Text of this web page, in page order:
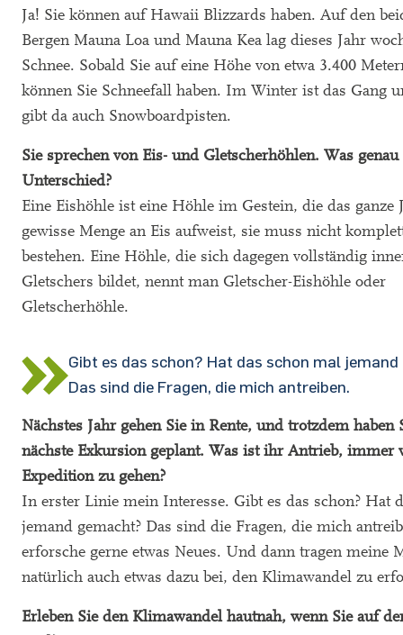
Ja! Sie können auf Hawaii Blizzards haben. Auf den
Bergen Mauna Loa und Mauna Kea lag dieses Jahr
Schnee. Sobald Sie auf eine Höhe von etwa 3.400
können Sie Schneefall haben. Im Winter ist das Gang
gibt da auch Snowboardpisten.
Sie sprechen von Eis- und Gletscherhöhlen. Was
Unterschied?
Eine Eishöhle ist eine Höhle im Gestein, die das ganze
gewisse Menge an Eis aufweist, sie muss nicht
bestehen. Eine Höhle, die sich dagegen vollständig
Gletschers bildet, nennt man Gletscher-Eishöhle oder
Gletscherhöhle.
Gibt es das schon? Hat das schon mal
Das sind die Fragen, die mich antreiben.
Nächstes Jahr gehen Sie in Rente, und trotzdem haben
nächste Exkursion geplant. Was ist ihr Antrieb, immer
Expedition zu gehen?
In erster Linie mein Interesse. Gibt es das schon? Hat
jemand gemacht? Das sind die Fragen, die mich
erforsche gerne etwas Neues. Und dann tragen meine
natürlich auch etwas dazu bei, den Klimawandel zu
Erleben Sie den Klimawandel hautnah, wenn Sie auf